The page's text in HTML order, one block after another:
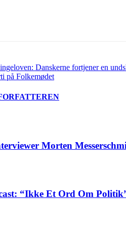
Danskerne fortjener en
på Folkemødet
Morten
“Ikke Et Ord Om